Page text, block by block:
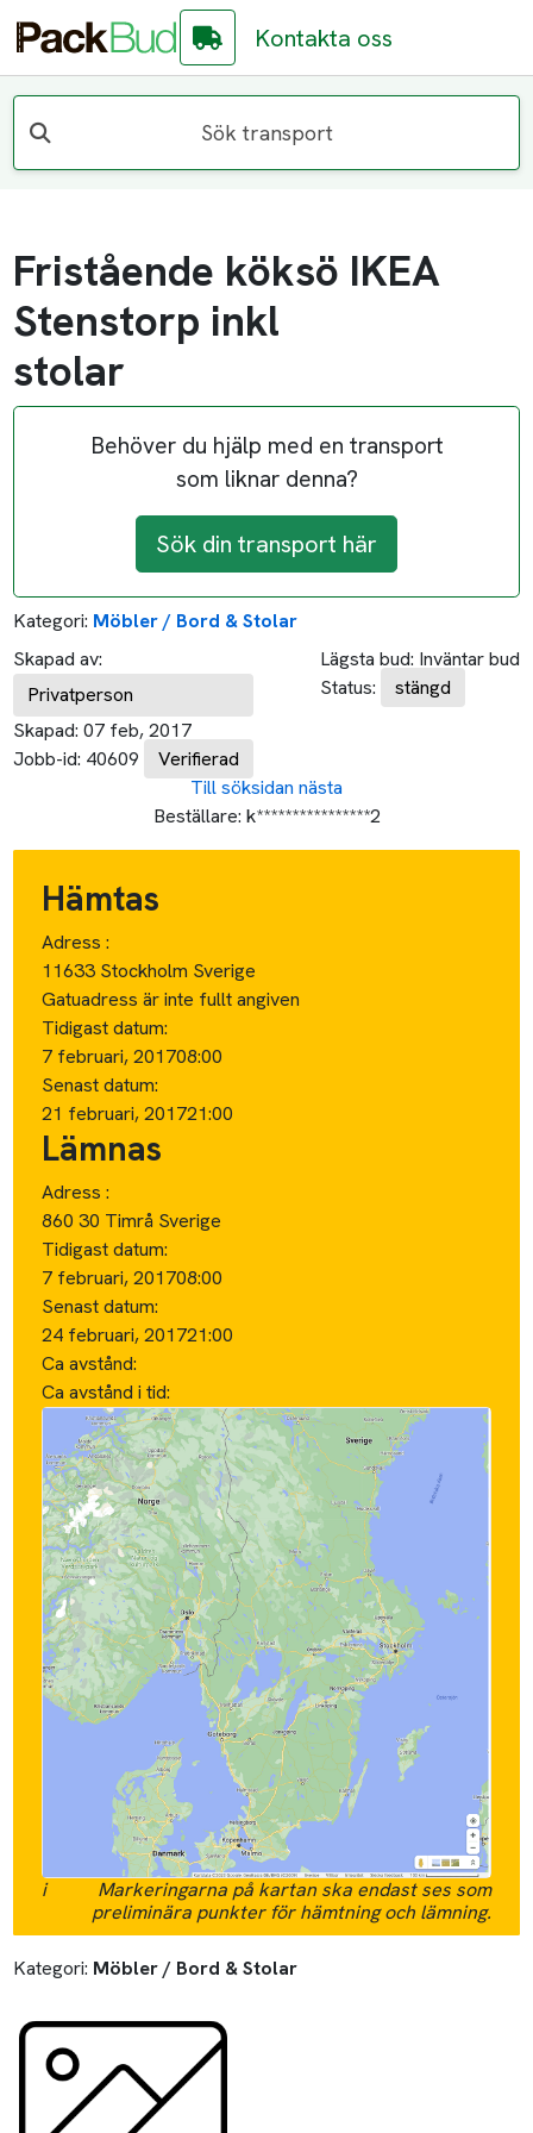
Kontakta oss
Sök transport
Fristående köksö IKEA
Stenstorp inkl
stolar
Behöver du hjälp med en transport
som liknar denna?
Sök din transport här
Kategori: Möbler / Bord & Stolar
Skapad av:
Privatperson
Skapad: 07 feb, 2017
Jobb-id: 40609 Verifierad
Lägsta bud: Inväntar bud
Status:
stängd
Till söksidan nästa
Beställare: k****************2
Hämtas
Adress :
11633 Stockholm Sverige
Gatuadress är inte fullt angiven
Tidigast datum:
7 februari, 201708:00
Senast datum:
21 februari, 201721:00
Lämnas
Adress :
860 30 Timrå Sverige
Tidigast datum:
7 februari, 201708:00
Senast datum:
24 februari, 201721:00
Ca avstånd:
Ca avstånd i tid:
i
Markeringarna på kartan ska endast ses som
preliminära punkter för hämtning och lämning.
Kategori: Möbler / Bord & Stolar